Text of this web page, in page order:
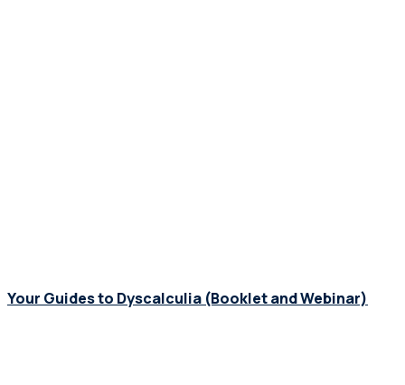
Your Guides to Dyscalculia (Booklet and Webinar)